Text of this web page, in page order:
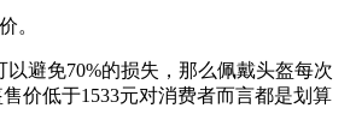
。
避免70%的损失，那么佩戴头盔每次
价低于1533元对消费者而言都是划算